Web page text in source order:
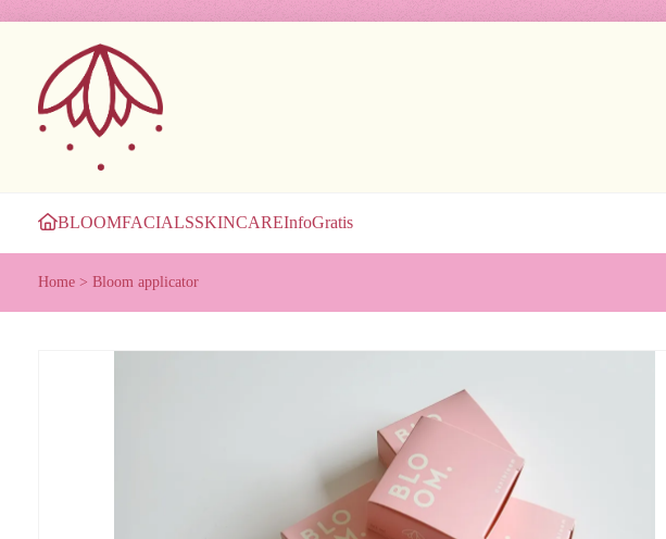
BLOOMFACIALSSKINCAREInfoGratis
Home > Bloom applicator